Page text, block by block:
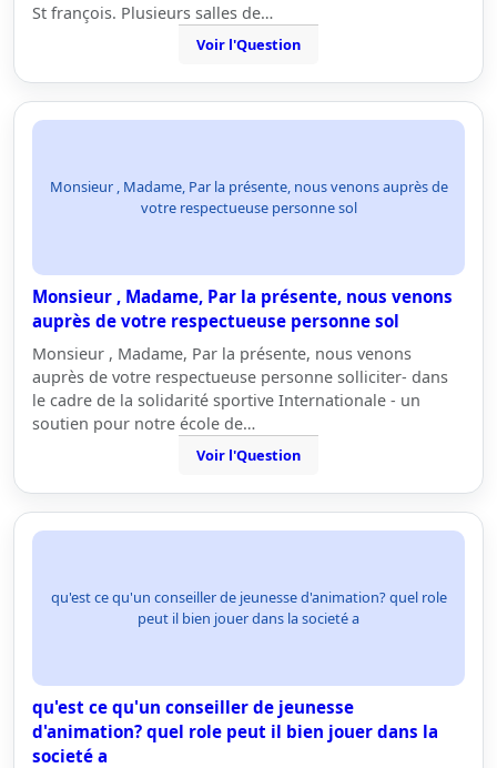
St françois. Plusieurs salles de…
Voir l'Question
Monsieur , Madame, Par la présente, nous venons auprès de
votre respectueuse personne sol
Monsieur , Madame, Par la présente, nous venons
auprès de votre respectueuse personne sol
Monsieur , Madame, Par la présente, nous venons
auprès de votre respectueuse personne solliciter- dans
le cadre de la solidarité sportive Internationale - un
soutien pour notre école de…
Voir l'Question
qu'est ce qu'un conseiller de jeunesse d'animation? quel role
peut il bien jouer dans la societé a
qu'est ce qu'un conseiller de jeunesse
d'animation? quel role peut il bien jouer dans la
societé a